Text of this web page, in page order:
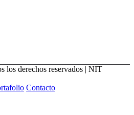
los derechos reservados | NIT
Contacto